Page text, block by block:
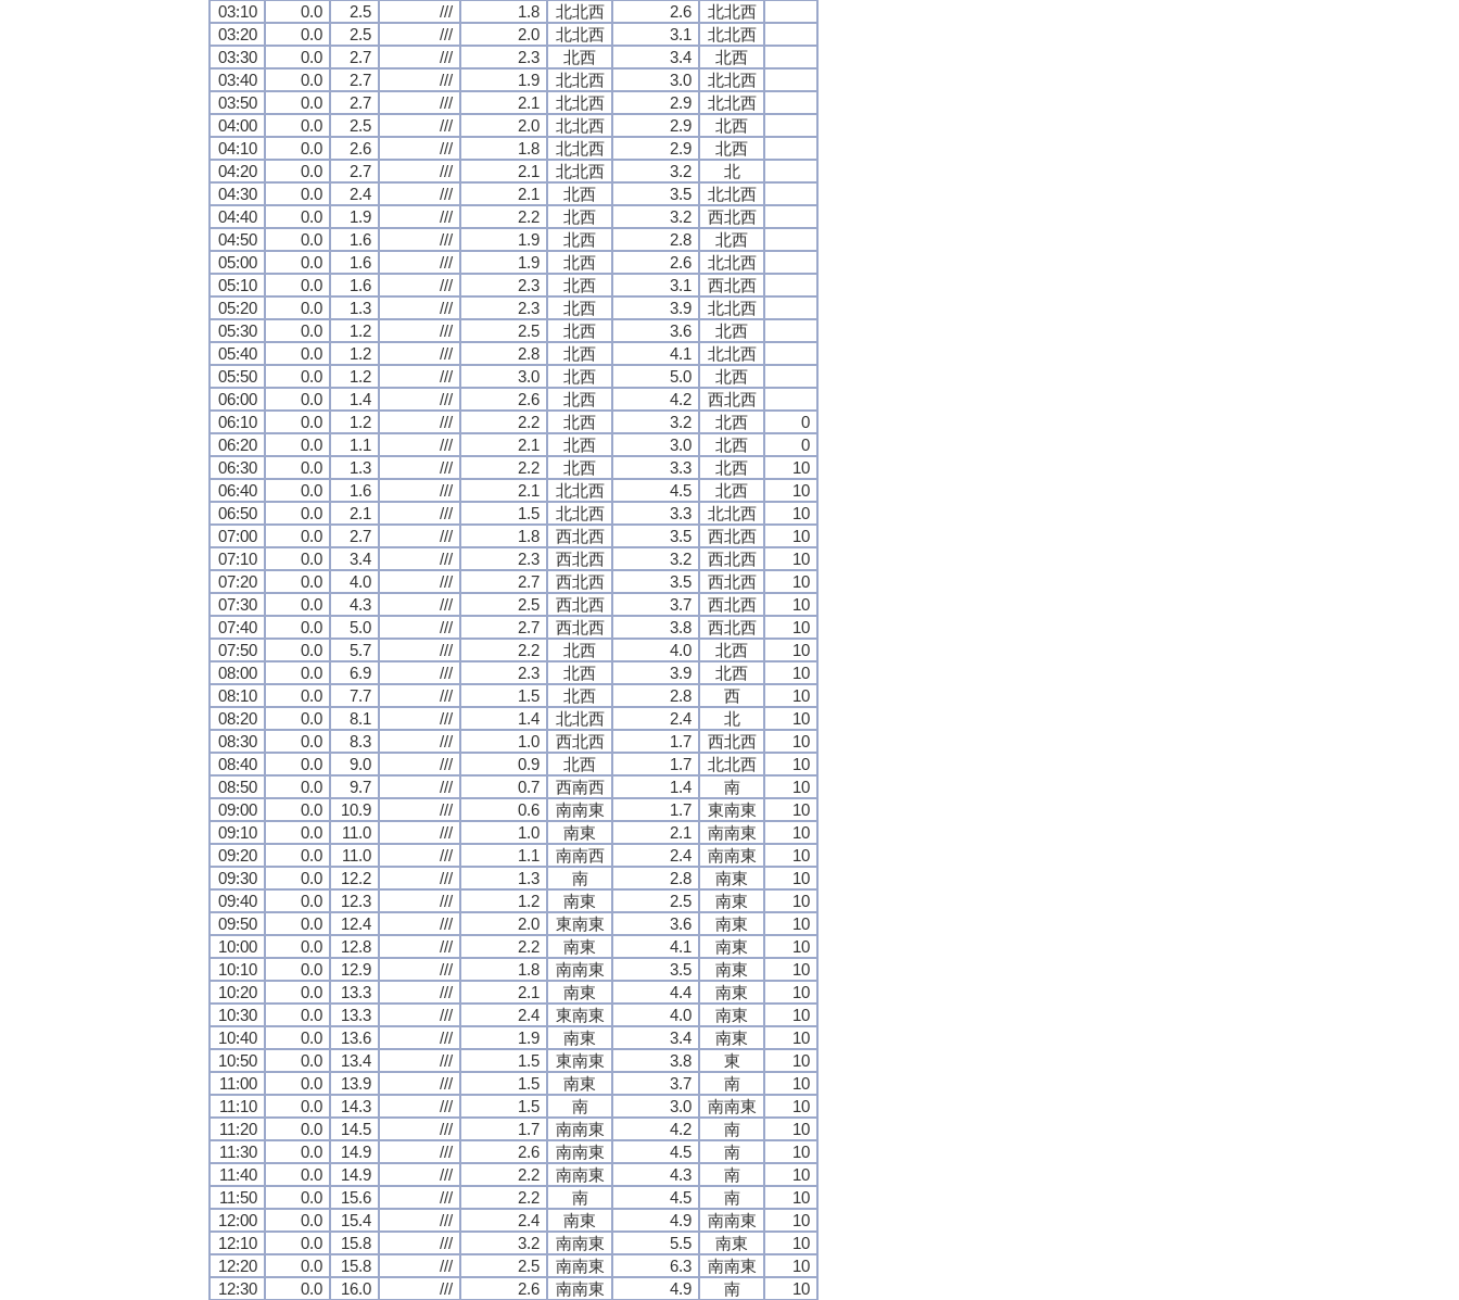
03:10
0.0 2.5 /// 1.8 北北西 2.6
北北西
03:20
0.0 2.5 /// 2.0 北北西 3.1
北北西
03:30
0.0 2.7 /// 2.3 北西 3.4
北西
03:40
0.0 2.7 /// 1.9 北北西 3.0
北北西
03:50
0.0 2.7 /// 2.1 北北西 2.9
北北西
04:00
0.0 2.5 /// 2.0 北北西 2.9
北西
04:10
0.0 2.6 /// 1.8 北北西 2.9
北西
04:20
0.0 2.7 /// 2.1 北北西 3.2
北
04:30
0.0 2.4 /// 2.1 北西 3.5
北北西
04:40
0.0 1.9 /// 2.2 北西 3.2
西北西
04:50
0.0 1.6 /// 1.9 北西 2.8
北西
05:00
0.0 1.6 /// 1.9 北西 2.6
北北西
05:10
0.0 1.6 /// 2.3 北西 3.1
西北西
05:20
0.0 1.3 /// 2.3 北西 3.9
北北西
05:30
0.0 1.2 /// 2.5 北西 3.6
北西
05:40
0.0 1.2 /// 2.8 北西 4.1
北北西
05:50
0.0 1.2 /// 3.0 北西 5.0
北西
06:00
0.0 1.4 /// 2.6 北西 4.2
西北西
06:10
0.0 1.2 /// 2.2 北西 3.2 北西
0
06:20
0.0 1.1 /// 2.1 北西 3.0 北西
0
06:30
0.0 1.3 /// 2.2 北西 3.3 北西
10
06:40
0.0 1.6 /// 2.1 北北西 4.5 北西
10
06:50
0.0 2.1 /// 1.5 北北西 3.3 北北西
10
07:00
0.0 2.7 /// 1.8 西北西 3.5 西北西
10
07:10
0.0 3.4 /// 2.3 西北西 3.2 西北西
10
07:20
0.0 4.0 /// 2.7 西北西 3.5 西北西
10
07:30
0.0 4.3 /// 2.5 西北西 3.7 西北西
10
07:40
0.0 5.0 /// 2.7 西北西 3.8 西北西
10
07:50
0.0 5.7 /// 2.2 北西 4.0 北西
10
08:00
0.0 6.9 /// 2.3 北西 3.9 北西
10
08:10
0.0 7.7 /// 1.5 北西 2.8 西
10
08:20
0.0 8.1 /// 1.4 北北西 2.4 北
10
08:30
0.0 8.3 /// 1.0 西北西 1.7 西北西
10
08:40
0.0 9.0 /// 0.9 北西 1.7 北北西
10
08:50
0.0 9.7 /// 0.7 西南西 1.4 南
10
09:00
0.0 10.9 /// 0.6 南南東 1.7 東南東
10
09:10
0.0 11.0 /// 1.0 南東 2.1 南南東
10
09:20
0.0 11.0 /// 1.1 南南西 2.4 南南東
10
09:30
0.0 12.2 /// 1.3 南 2.8 南東
10
09:40
0.0 12.3 /// 1.2 南東 2.5 南東
10
09:50
0.0 12.4 /// 2.0 東南東 3.6 南東
10
10:00
0.0 12.8 /// 2.2 南東 4.1 南東
10
10:10
0.0 12.9 /// 1.8 南南東 3.5 南東
10
10:20
0.0 13.3 /// 2.1 南東 4.4 南東
10
10:30
0.0 13.3 /// 2.4 東南東 4.0 南東
10
10:40
0.0 13.6 /// 1.9 南東 3.4 南東
10
10:50
0.0 13.4 /// 1.5 東南東 3.8 東
10
11:00
0.0 13.9 /// 1.5 南東 3.7 南
10
11:10
0.0 14.3 /// 1.5 南 3.0 南南東
10
11:20
0.0 14.5 /// 1.7 南南東 4.2 南
10
11:30
0.0 14.9 /// 2.6 南南東 4.5 南
10
11:40
0.0 14.9 /// 2.2 南南東 4.3 南
10
11:50
0.0 15.6 /// 2.2 南 4.5 南
10
12:00
0.0 15.4 /// 2.4 南東 4.9 南南東
10
12:10
0.0 15.8 /// 3.2 南南東 5.5 南東
10
12:20
0.0 15.8 /// 2.5 南南東 6.3 南南東
10
12:30
0.0 16.0 /// 2.6 南南東 4.9 南
10